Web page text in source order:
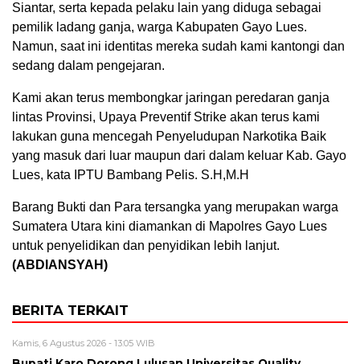
Siantar, serta kepada pelaku lain yang diduga sebagai
pemilik ladang ganja, warga Kabupaten Gayo Lues.
Namun, saat ini identitas mereka sudah kami kantongi dan
sedang dalam pengejaran.
Kami akan terus membongkar jaringan peredaran ganja
lintas Provinsi, Upaya Preventif Strike akan terus kami
lakukan guna mencegah Penyeludupan Narkotika Baik
yang masuk dari luar maupun dari dalam keluar Kab. Gayo
Lues, kata IPTU Bambang Pelis. S.H,M.H
Barang Bukti dan Para tersangka yang merupakan warga
Sumatera Utara kini diamankan di Mapolres Gayo Lues
untuk penyelidikan dan penyidikan lebih lanjut.
(ABDIANSYAH)
BERITA TERKAIT
Kamis, 6 Agustus 2026 - 13:05 WIB